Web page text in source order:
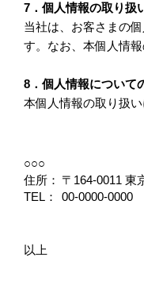
7．個人情報の取り扱
当社は、お客さまの
す。なお、本個人情
8．個人情報について
本個人情報の取り扱
○○○
住所： 〒164-0011 東
TEL：
00-0000-0000
以上